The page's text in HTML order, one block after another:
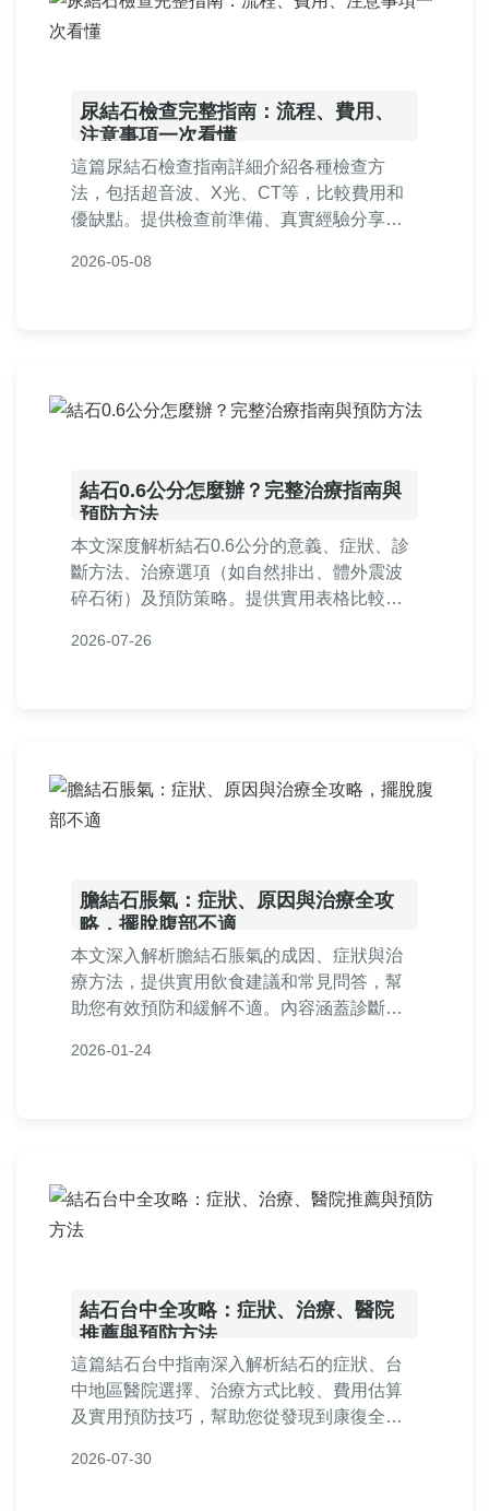
尿結石檢查完整指南：流程、費用、
注意事項一次看懂
這篇尿結石檢查指南詳細介紹各種檢查方
法，包括超音波、X光、CT等，比較費用和
優缺點。提供檢查前準備、真實經驗分享和
減輕焦慮。內容基於真實醫療知識，適合有
2026-05-08
結石0.6公分怎麼辦？完整治療指南與
預防方法
本文深度解析結石0.6公分的意義、症狀、診
斷方法、治療選項（如自然排出、體外震波
碎石術）及預防策略。提供實用表格比較治
0.6公分結石的處理與保健。
2026-07-26
膽結石脹氣：症狀、原因與治療全攻
略，擺脫腹部不適
本文深入解析膽結石脹氣的成因、症狀與治
療方法，提供實用飲食建議和常見問答，幫
助您有效預防和緩解不適。內容涵蓋診斷流
康管理知識。
2026-01-24
結石台中全攻略：症狀、治療、醫院
推薦與預防方法
這篇結石台中指南深入解析結石的症狀、台
中地區醫院選擇、治療方式比較、費用估算
及實用預防技巧，幫助您從發現到康復全程
2026-07-30